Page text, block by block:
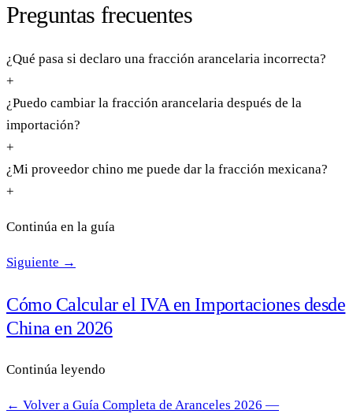
Preguntas frecuentes
¿Qué pasa si declaro una fracción arancelaria incorrecta?
+
¿Puedo cambiar la fracción arancelaria después de la
importación?
+
¿Mi proveedor chino me puede dar la fracción mexicana?
+
Continúa en la guía
Siguiente →
Cómo Calcular el IVA en Importaciones desde
China en 2026
Continúa leyendo
← Volver a Guía Completa de Aranceles 2026 —